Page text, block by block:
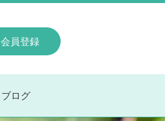
会員登録
ブログ